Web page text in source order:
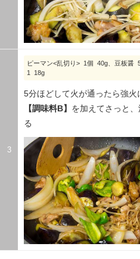
3
ピーマン<乱切り> 1個 40g、豆板醤
1 18g
5分ほどして火が通ったら強火
【調味料B】 を加えてさっと
る